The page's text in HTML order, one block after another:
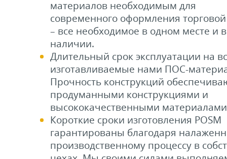
материалов необходимым для
современного оформления
– все необходимое в одном месте и в
наличии.
Длительный срок эксплуатации на
изготавливаемые нами ПОС-
Прочность конструкций
продуманными конструкциями и
высококачественными
Короткие сроки изготовления POSM
гарантированы благодаря
производственному процессу в